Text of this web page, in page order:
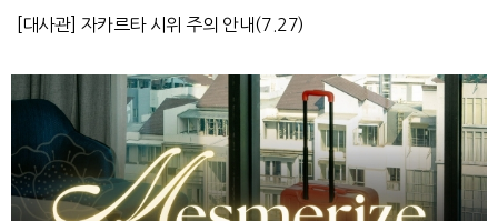
[대사관] 자카르타 시위 주의 안내(7.27)